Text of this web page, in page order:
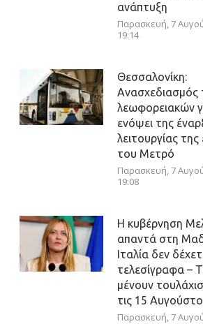
ανάπτυξη
Παρασκευή, 7
19:14
Θεσσαλονίκη:
Ανασχεδιασμός
λεωφορειακών
ενόψει της
λειτουργίας
του Μετρό
Παρασκευή, 7
19:08
Η κυβέρνηση
απαντά στη
Ιταλία δεν
τελεσίγραφα –
μένουν
τις 15
Παρασκευή, 7